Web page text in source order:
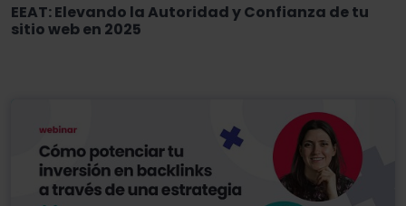
EEAT: Elevando la Autoridad y Confianza de tu
sitio web en 2025